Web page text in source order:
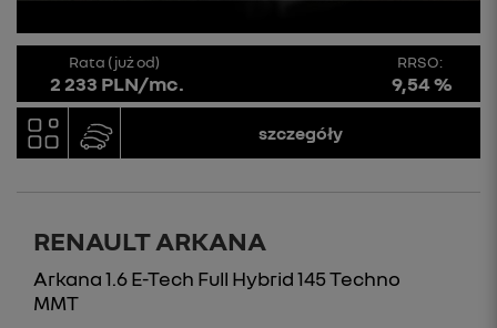
Rata (już od)
2 233 PLN/mc.
RRSO:
9,54 %
szczegóły
RENAULT ARKANA
Arkana 1.6 E-Tech Full Hybrid 145 Techno
MMT